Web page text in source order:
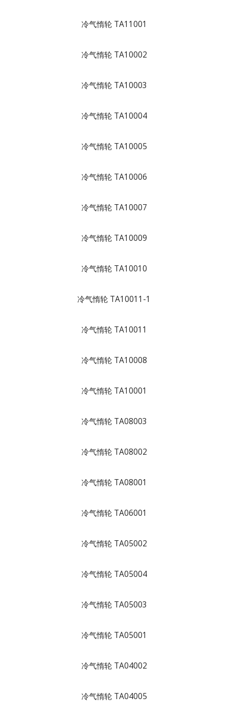
冷气惰轮 TA11001
冷气惰轮 TA10002
冷气惰轮 TA10003
冷气惰轮 TA10004
冷气惰轮 TA10005
冷气惰轮 TA10006
冷气惰轮 TA10007
冷气惰轮 TA10009
冷气惰轮 TA10010
冷气惰轮 TA10011-1
冷气惰轮 TA10011
冷气惰轮 TA10008
冷气惰轮 TA10001
冷气惰轮 TA08003
冷气惰轮 TA08002
冷气惰轮 TA08001
冷气惰轮 TA06001
冷气惰轮 TA05002
冷气惰轮 TA05004
冷气惰轮 TA05003
冷气惰轮 TA05001
冷气惰轮 TA04002
冷气惰轮 TA04005